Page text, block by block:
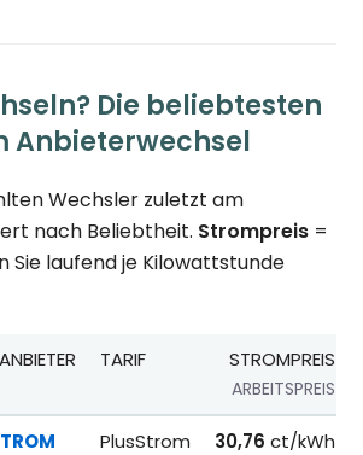
Die beliebtesten
Anbieterwechsel
Wechsler zuletzt am
nach Beliebtheit. Strompreis =
Sie laufend je Kilowattstunde
beim Anbieterwechsel;
TARIF STROMPREIS
ARBEITSPREIS
PlusStrom
30,76 ct/kWh